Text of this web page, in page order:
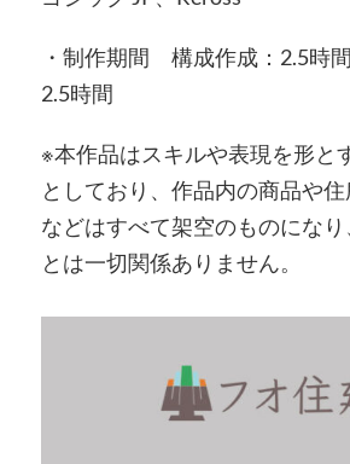
・制作期間 構成作成：2.5時
2.5時間
※本作品はスキルや表現を形と
としており、作品内の商品や
などはすべて架空のものにな
とは一切関係ありません。